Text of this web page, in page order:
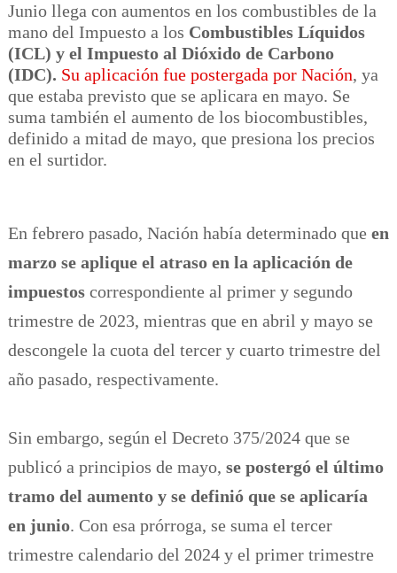
Junio llega con aumentos en los combustibles de la
mano del Impuesto a los Combustibles Líquidos
(ICL) y el Impuesto al Dióxido de Carbono
(IDC). Su aplicación fue postergada por Nación, ya
que estaba previsto que se aplicara en mayo. Se
suma también el aumento de los biocombustibles,
definido a mitad de mayo, que presiona los precios
en el surtidor.
En febrero pasado, Nación había determinado que en
marzo se aplique el atraso en la aplicación de
impuestos correspondiente al primer y segundo
trimestre de 2023, mientras que en abril y mayo se
descongele la cuota del tercer y cuarto trimestre del
año pasado, respectivamente.
Sin embargo, según el Decreto 375/2024 que se
publicó a principios de mayo, se postergó el último
tramo del aumento y se definió que se aplicaría
en junio. Con esa prórroga, se suma el tercer
trimestre calendario del 2024 y el primer trimestre